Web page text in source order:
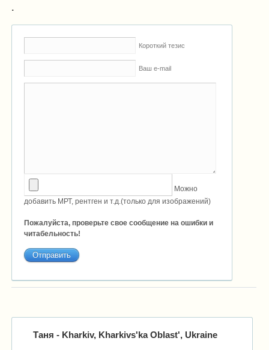
.
Короткий тезис
Ваш e-mail
Можно
добавить МРТ, рентген и т.д.(только для изображений)
Пожалуйста, проверьте свое сообщение на ошибки и
читабельность!
Таня - Kharkiv, Kharkivs'ka Oblast', Ukraine